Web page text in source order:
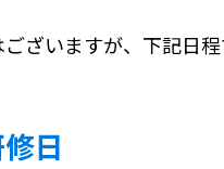
ざいますが、下記日
日